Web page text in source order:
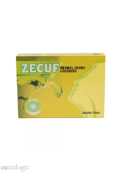
ဆေးဝါးများ